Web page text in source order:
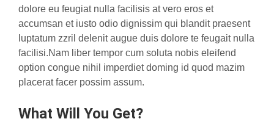
dolore eu feugiat nulla facilisis at vero eros et
accumsan et iusto odio dignissim qui blandit praesent
luptatum zzril delenit augue duis dolore te feugait nulla
facilisi.Nam liber tempor cum soluta nobis eleifend
option congue nihil imperdiet doming id quod mazim
placerat facer possim assum.
What Will You Get?